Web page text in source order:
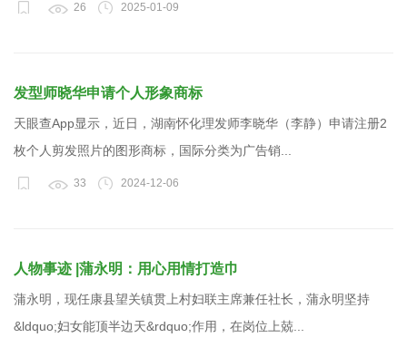
26 2025-01-09
发型师晓华申请个人形象商标
天眼查App显示，近日，湖南怀化理发师李晓华（李静）申请注册2
枚个人剪发照片的图形商标，国际分类为广告销...
33 2024-12-06
人物事迹 |蒲永明：用心用情打造巾
蒲永明，现任康县望关镇贯上村妇联主席兼任社长，蒲永明坚持
&ldquo;妇女能顶半边天&rdquo;作用，在岗位上兢...